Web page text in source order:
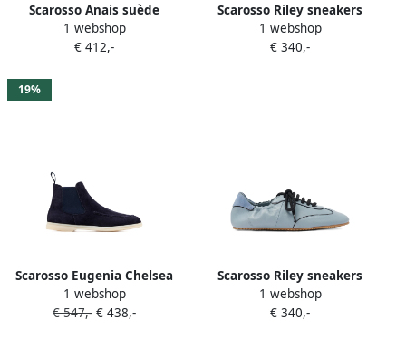
Scarosso Anais suède
loafers met kwastjes Blauw
1 webshop
€ 412,-
Scarosso Riley sneakers
Blauw
1 webshop
€ 340,-
19%
Scarosso Eugenia Chelsea
laarzen met stiksel Blauw
1 webshop
€ 547,- € 438,-
Scarosso Riley sneakers
Blauw
1 webshop
€ 340,-